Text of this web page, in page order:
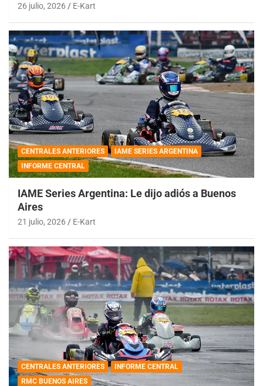
26 julio, 2026 E-Kart
CENTRALES ANTERIORES
IAME SERIES ARGENTINA
INFORME CENTRAL
IAME Series Argentina: Le dijo adiós a Buenos
Aires
21 julio, 2026 E-Kart
CENTRALES ANTERIORES
INFORME CENTRAL
RMC BUENOS AIRES